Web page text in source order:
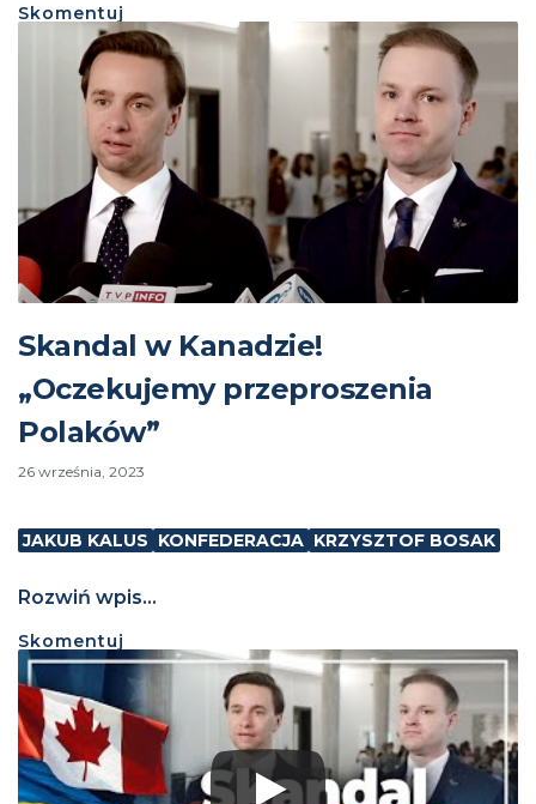
Skomentuj
Skandal w Kanadzie!
„Oczekujemy przeproszenia
Polaków”
26 września, 2023
JAKUB KALUS KONFEDERACJA KRZYSZTOF BOSAK
Rozwiń wpis...
Skomentuj